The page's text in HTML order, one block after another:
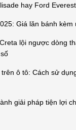
hay Ford
Giá lăn bánh
lội ngược dòng
ô tô: Cách sử
giải pháp tiện lợi